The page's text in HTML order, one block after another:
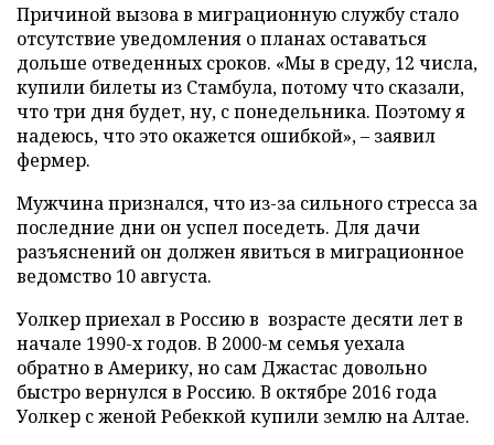
Причиной вызова в миграционную службу стало
отсутствие уведомления о планах оставаться
дольше отведенных сроков. «Мы в среду, 12 числа,
купили билеты из Стамбула, потому что сказали,
что три дня будет, ну, с понедельника. Поэтому я
надеюсь, что это окажется ошибкой», – заявил
фермер.
Мужчина признался, что из-за сильного стресса за
последние дни он успел поседеть. Для дачи
разъяснений он должен явиться в миграционное
ведомство 10 августа.
Уолкер приехал в Россию в возрасте десяти лет в
начале 1990-х годов. В 2000-м семья уехала
обратно в Америку, но сам Джастас довольно
быстро вернулся в Россию. В октябре 2016 года
Уолкер с женой Ребеккой купили землю на Алтае.